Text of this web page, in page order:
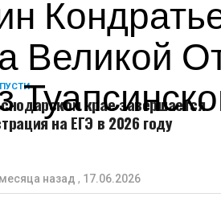
крае завершается
на ЕГЭ в 2026 году
Великой
назад , 17.06.2026